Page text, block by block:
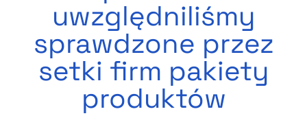
uwzględniliśmy
sprawdzone przez
setki firm pakiety
produktów